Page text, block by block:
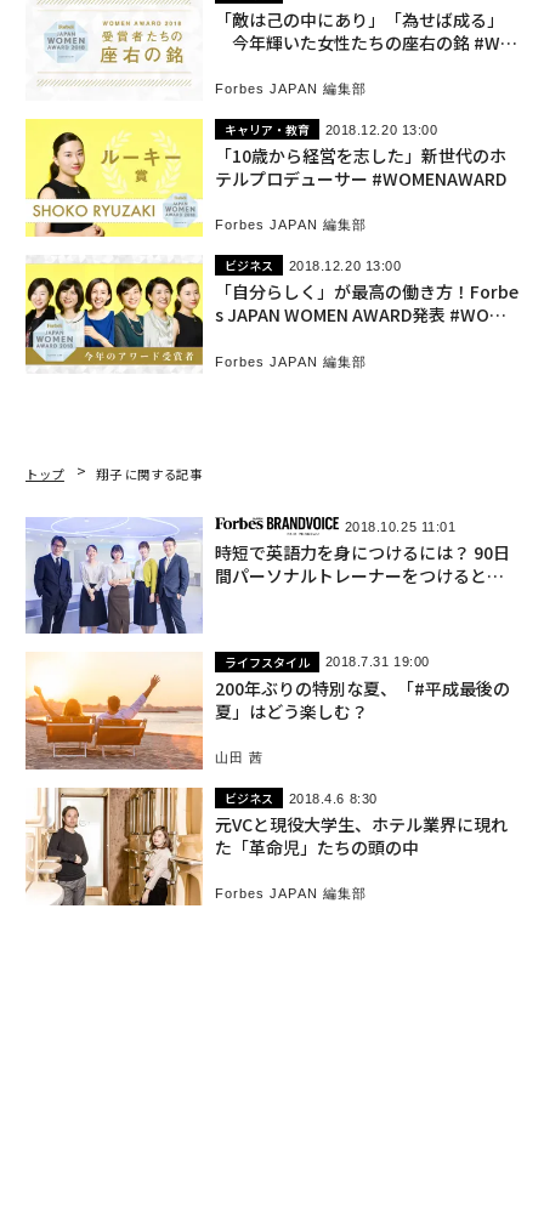
「敵は己の中にあり」「為せば成る」
今年輝いた女性たちの座右の銘 #WO
Forbes JAPAN 編集部
キャリア・教育 2018.12.20 13:00
「10歳から経営を志した」新世代のホ
テルプロデューサー #WOMENAWARD
Forbes JAPAN 編集部
ビジネス 2018.12.20 13:00
「自分らしく」が最高の働き方！Forbe
s JAPAN WOMEN AWARD発表 #WOME
Forbes JAPAN 編集部
トップ 翔子 に関する記事
2018.10.25 11:01
時短で英語力を身につけるには？ 90日
間パーソナルトレーナーをつけるとい
ライフスタイル 2018.7.31 19:00
200年ぶりの特別な夏、「#平成最後の
夏」はどう楽しむ？
山田 茜
ビジネス 2018.4.6 8:30
元VCと現役大学生、ホテル業界に現れ
た「革命児」たちの頭の中
Forbes JAPAN 編集部